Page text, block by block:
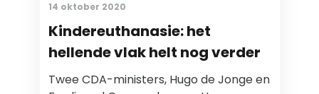
14 oktober 2020
Kindereuthanasie: het
hellende vlak helt nog verder
Twee CDA-ministers, Hugo de Jonge en